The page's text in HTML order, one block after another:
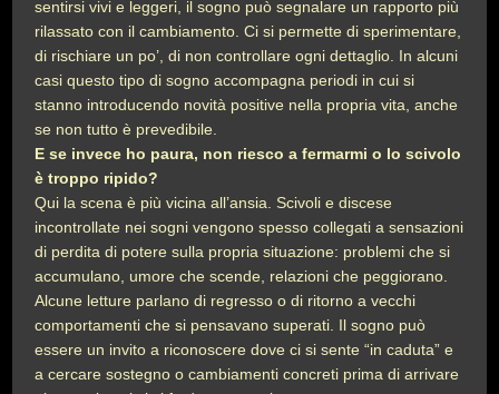
sentirsi vivi e leggeri, il sogno può segnalare un rapporto più
rilassato con il cambiamento. Ci si permette di sperimentare,
di rischiare un po’, di non controllare ogni dettaglio. In alcuni
casi questo tipo di sogno accompagna periodi in cui si
stanno introducendo novità positive nella propria vita, anche
se non tutto è prevedibile.
E se invece ho paura, non riesco a fermarmi o lo scivolo
è troppo ripido?
Qui la scena è più vicina all’ansia. Scivoli e discese
incontrollate nei sogni vengono spesso collegati a sensazioni
di perdita di potere sulla propria situazione: problemi che si
accumulano, umore che scende, relazioni che peggiorano.
Alcune letture parlano di regresso o di ritorno a vecchi
comportamenti che si pensavano superati. Il sogno può
essere un invito a riconoscere dove ci si sente “in caduta” e
a cercare sostegno o cambiamenti concreti prima di arrivare